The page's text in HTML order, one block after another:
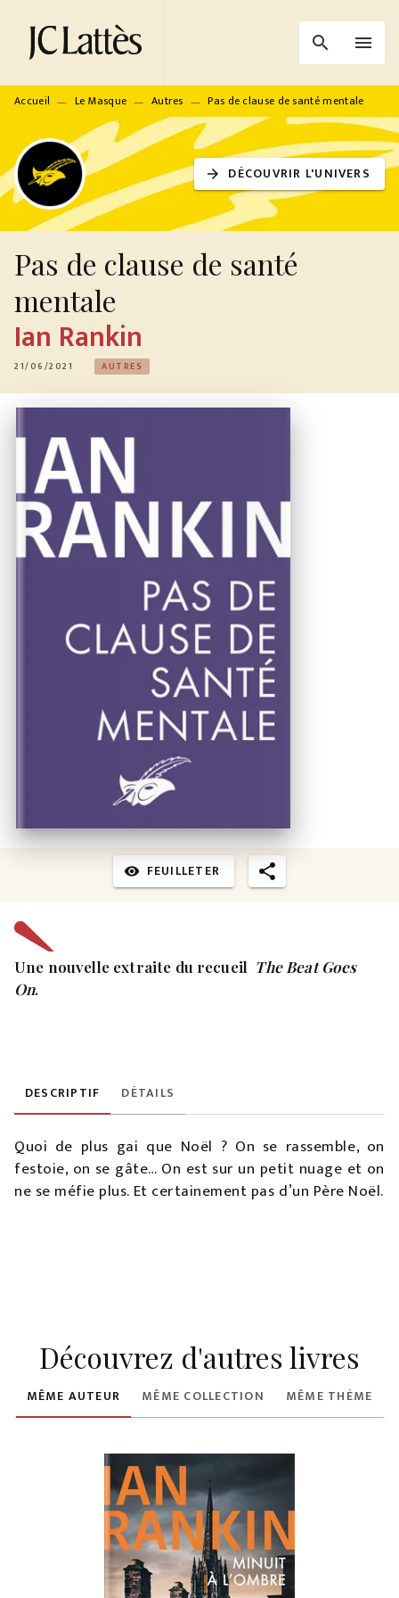
MENU RECHERCHE
PIED DE PAGE
search menu
Accueil — Le Masque — Autres — Pas de clause de santé mentale
arrow_forward DÉCOUVRIR L'UNIVERS
Pas de clause de santé
mentale
Ian Rankin
21/06/2021 AUTRES
visibility FEUILLETER
Une nouvelle extraite du recueil The Beat Goes
On.
DESCRIPTIF DÉTAILS
Quoi de plus gai que Noël ? On se rassemble, on
festoie, on se gâte… On est sur un petit nuage et on
ne se méfie plus. Et certainement pas d’un Père Noël.
Découvrez d'autres livres
MÊME AUTEUR MÊME COLLECTION MÊME THÈME